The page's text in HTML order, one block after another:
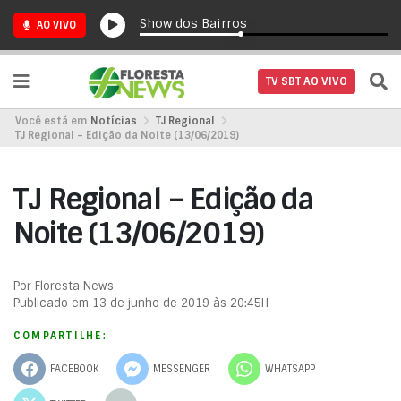
AO VIVO Show dos Bairros
TV SBT AO VIVO
Você está em Notícias
TJ Regional
TJ Regional – Edição da Noite (13/06/2019)
TJ Regional – Edição da
Noite (13/06/2019)
Por Floresta News
Publicado em 13 de junho de 2019 às 20:45H
COMPARTILHE:
FACEBOOK MESSENGER WHATSAPP